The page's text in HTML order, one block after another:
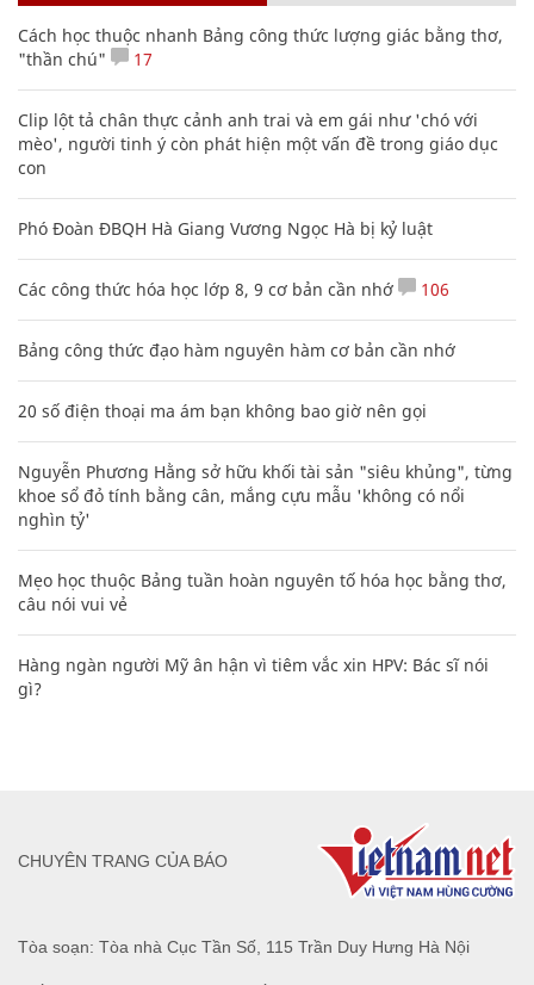
Cách học thuộc nhanh Bảng công thức lượng giác bằng thơ,
"thần chú"
17
Clip lột tả chân thực cảnh anh trai và em gái như 'chó với
mèo', người tinh ý còn phát hiện một vấn đề trong giáo dục
con
Phó Đoàn ĐBQH Hà Giang Vương Ngọc Hà bị kỷ luật
Các công thức hóa học lớp 8, 9 cơ bản cần nhớ 106
Bảng công thức đạo hàm nguyên hàm cơ bản cần nhớ
20 số điện thoại ma ám bạn không bao giờ nên gọi
Nguyễn Phương Hằng sở hữu khối tài sản "siêu khủng", từng
khoe sổ đỏ tính bằng cân, mắng cựu mẫu 'không có nổi
nghìn tỷ'
Mẹo học thuộc Bảng tuần hoàn nguyên tố hóa học bằng thơ,
câu nói vui vẻ
Hàng ngàn người Mỹ ân hận vì tiêm vắc xin HPV: Bác sĩ nói
gì?
Tòa soạn: Tòa nhà Cục Tần Số, 115 Trần Duy Hưng Hà Nội
CHUYÊN TRANG CỦA BÁO